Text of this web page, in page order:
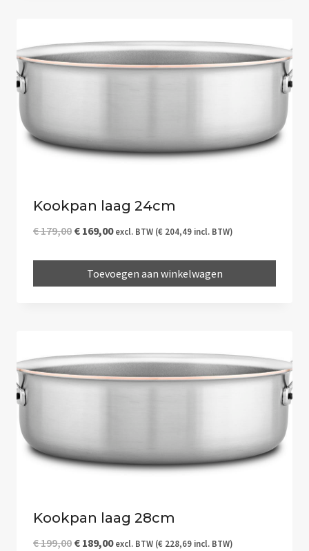
Kookpan laag 24cm
€179,00 Oorspronkelijke
was:
€ 169,00Huidige
is:
excl. BTW (€ 204,49 incl. BTW)
Toevoegen aan winkelwagen
Kookpan laag 28cm
€199,00 Oorspronkelijke
€ 189,00Huidige
excl. BTW (€ 228,69 incl. BTW)